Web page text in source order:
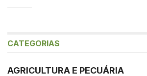
CATEGORIAS
AGRICULTURA E PECUÁRIA